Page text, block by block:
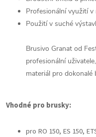
Profesionální využití
Použití v suché
Brusivo Granat od
profesionální
materiál pro dokonalé
Vhodné pro brusky:
pro RO 150, ES 150,